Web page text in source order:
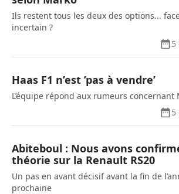
Ils restent tous les deux des options...
incertain ?
5
Haas F1 n’est ’pas à vendre’
L’équipe répond aux rumeurs concernant
5
Abiteboul : Nous avons
théorie sur la Renault RS20
Un pas en avant décisif avant la fin de
prochaine